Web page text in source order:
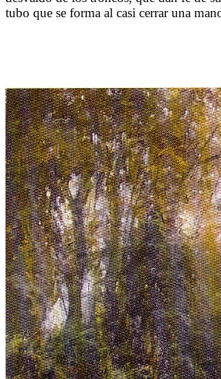
tubo que se forma al casi cerrar una